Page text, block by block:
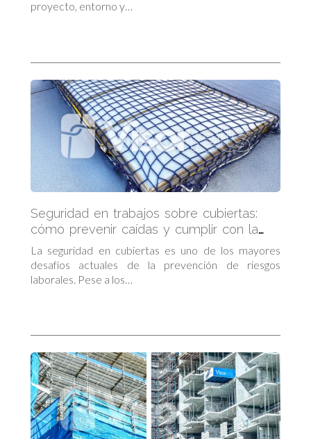
proyecto, entorno y…
Seguridad en trabajos sobre cubiertas:
cómo prevenir caídas y cumplir con la
normativa
La seguridad en cubiertas es uno de los mayores
desafíos actuales de la prevención de riesgos
laborales. Pese a los…